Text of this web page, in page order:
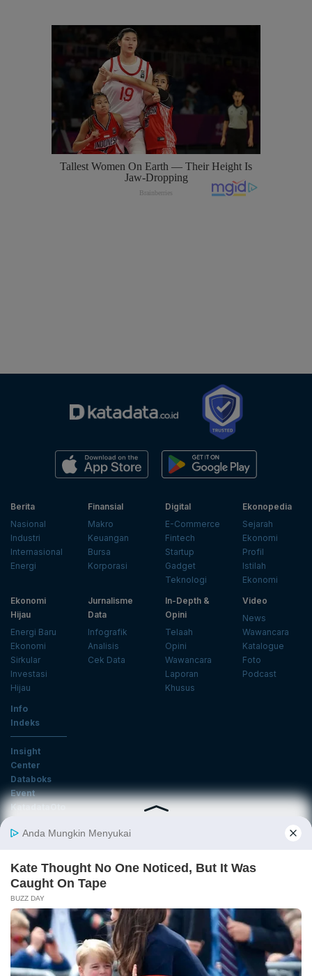
Berita
Nasional
Industri
Internasional
Energi
Finansial
Makro
Keuangan
Bursa
Korporasi
Digital
E-Commerce
Fintech
Startup
Gadget
Teknologi
Ekonopedia
Sejarah
Ekonomi
Profil
Istilah
Ekonomi
Ekonomi
Hijau
Energi Baru
Ekonomi
Sirkular
Investasi
Hijau
Jurnalisme
Data
Infografik
Analisis
Cek Data
In-Depth &
Opini
Telaah
Opini
Wawancara
Laporan
Khusus
Video
News
Wawancara
Katalogue
Foto
Podcast
Info
Indeks
Insight
Center
Databoks
Event
KatadataOto
Email
Tentang Katadata Advertising
Pedoman Media Siber